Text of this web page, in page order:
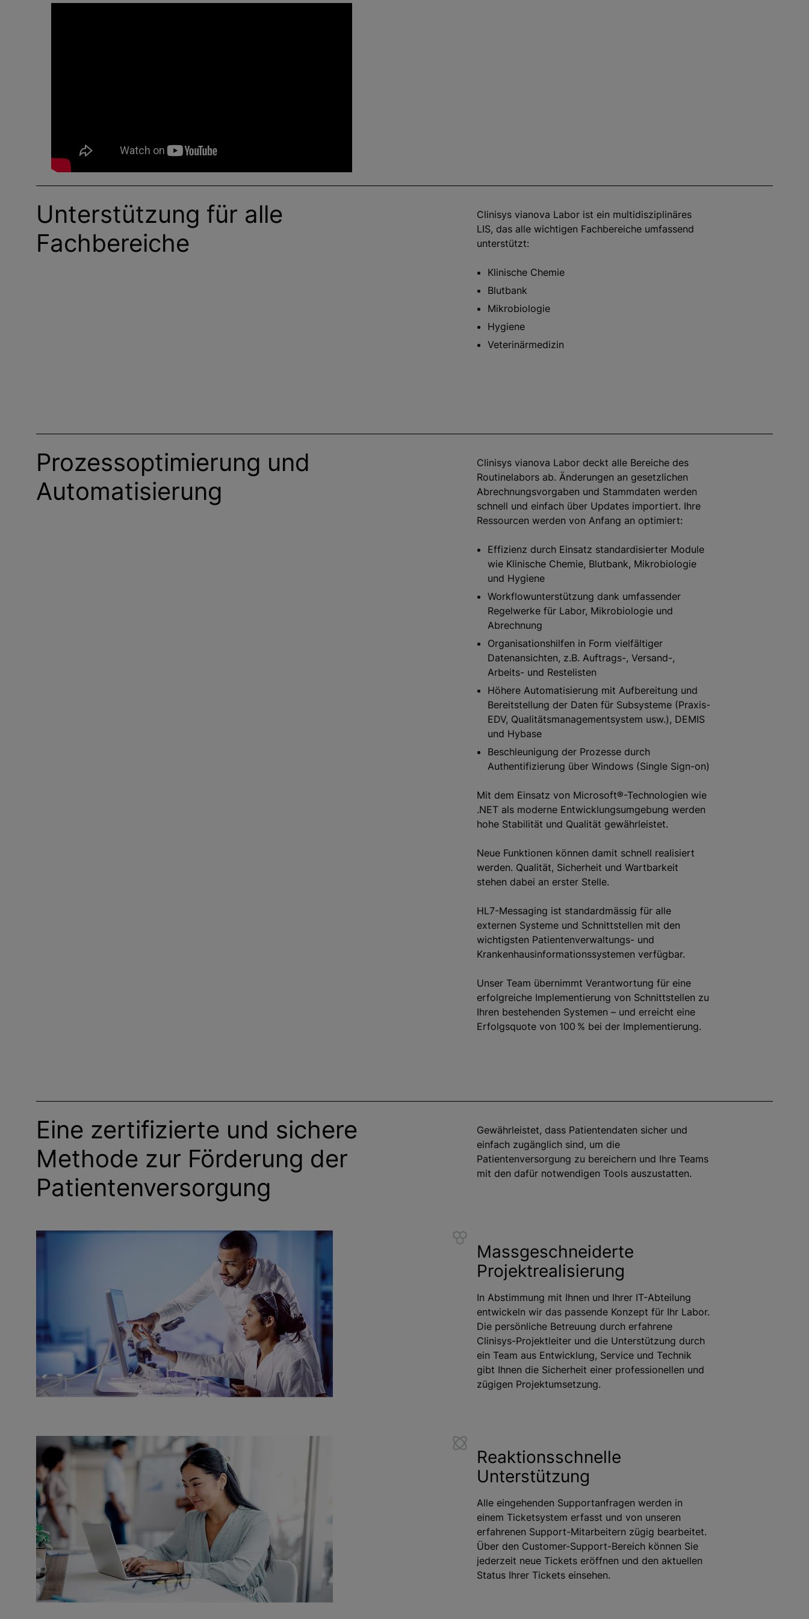
Unterstützung für alle
Fachbereiche
Clinisys vianova Labor ist ein multidisziplinäres
LIS, das alle wichtigen Fachbereiche umfassend
unterstützt:
Klinische Chemie
Blutbank
Mikrobiologie
Hygiene
Veterinärmedizin
Prozessoptimierung und
Automatisierung
Clinisys vianova Labor deckt alle Bereiche des
Routinelabors ab. Änderungen an gesetzlichen
Abrechnungsvorgaben und Stammdaten werden
schnell und einfach über Updates importiert. Ihre
Ressourcen werden von Anfang an optimiert:
Effizienz durch Einsatz standardisierter Module
wie Klinische Chemie, Blutbank, Mikrobiologie
und Hygiene
Workflowunterstützung dank umfassender
Regelwerke für Labor, Mikrobiologie und
Abrechnung
Organisationshilfen in Form vielfältiger
Datenansichten, z.B. Auftrags-, Versand-,
Arbeits- und Restelisten
Höhere Automatisierung mit Aufbereitung und
Bereitstellung der Daten für Subsysteme (Praxis-
EDV, Qualitätsmanagementsystem usw.), DEMIS
und Hybase
Beschleunigung der Prozesse durch
Authentifizierung über Windows (Single Sign-on)
Mit dem Einsatz von Microsoft®-Technologien wie
.NET als moderne Entwicklungsumgebung werden
hohe Stabilität und Qualität gewährleistet.
Neue Funktionen können damit schnell realisiert
werden. Qualität, Sicherheit und Wartbarkeit
stehen dabei an erster Stelle.
HL7-Messaging ist standardmässig für alle
externen Systeme und Schnittstellen mit den
wichtigsten Patientenverwaltungs- und
Krankenhausinformationssystemen verfügbar.
Unser Team übernimmt Verantwortung für eine
erfolgreiche Implementierung von Schnittstellen zu
Ihren bestehenden Systemen – und erreicht eine
Erfolgsquote von 100 % bei der Implementierung.
Eine zertifizierte und sichere
Methode zur Förderung der
Patientenversorgung
Gewährleistet, dass Patientendaten sicher und
einfach zugänglich sind, um die
Patientenversorgung zu bereichern und Ihre Teams
mit den dafür notwendigen Tools auszustatten.
Massgeschneiderte
Projektrealisierung
In Abstimmung mit Ihnen und Ihrer IT-Abteilung
entwickeln wir das passende Konzept für Ihr Labor.
Die persönliche Betreuung durch erfahrene
Clinisys-Projektleiter und die Unterstützung durch
ein Team aus Entwicklung, Service und Technik
gibt Ihnen die Sicherheit einer professionellen und
zügigen Projektumsetzung.
Reaktionsschnelle
Unterstützung
Alle eingehenden Supportanfragen werden in
einem Ticketsystem erfasst und von unseren
erfahrenen Support-Mitarbeitern zügig bearbeitet.
Über den Customer-Support-Bereich können Sie
jederzeit neue Tickets eröffnen und den aktuellen
Status Ihrer Tickets einsehen.